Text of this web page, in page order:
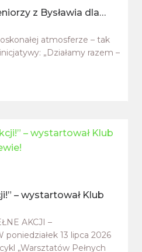
z Bysławia dla…
atmosferze – tak
„Działamy razem –
– wystartował Klub
AKCJI –
poniedziałek 13 lipca 2026
„Warsztatów Pełnych